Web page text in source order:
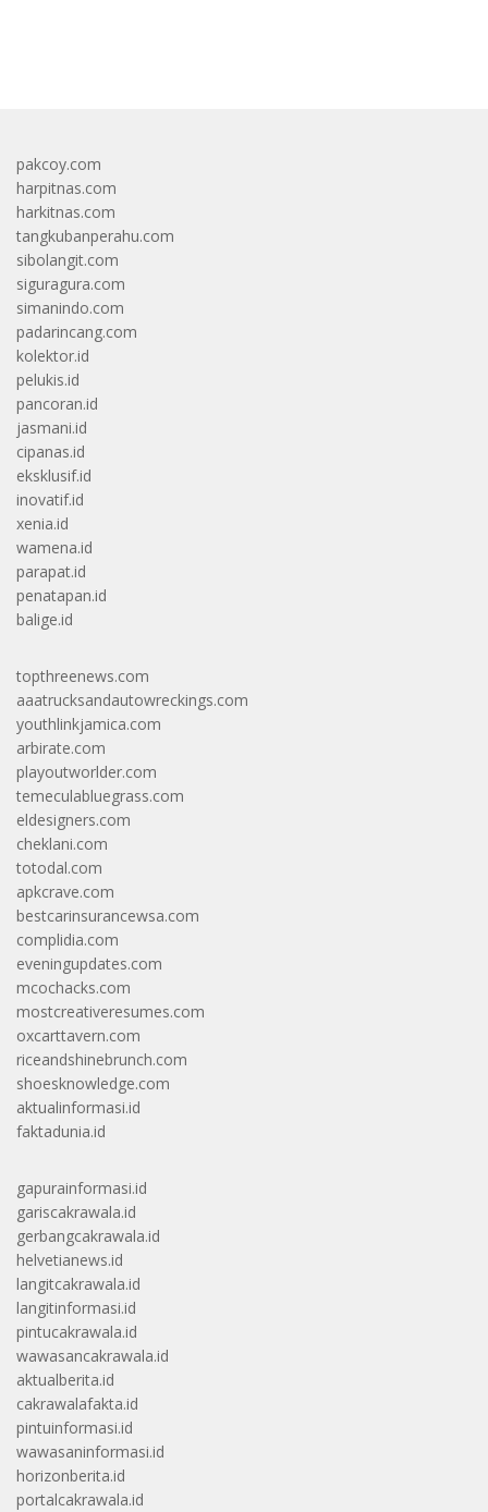
pakcoy.com
harpitnas.com
harkitnas.com
tangkubanperahu.com
sibolangit.com
siguragura.com
simanindo.com
padarincang.com
kolektor.id
pelukis.id
pancoran.id
jasmani.id
cipanas.id
eksklusif.id
inovatif.id
xenia.id
wamena.id
parapat.id
penatapan.id
balige.id
topthreenews.com
aaatrucksandautowreckings.com
youthlinkjamica.com
arbirate.com
playoutworlder.com
temeculabluegrass.com
eldesigners.com
cheklani.com
totodal.com
apkcrave.com
bestcarinsurancewsa.com
complidia.com
eveningupdates.com
mcochacks.com
mostcreativeresumes.com
oxcarttavern.com
riceandshinebrunch.com
shoesknowledge.com
aktualinformasi.id
faktadunia.id
gapurainformasi.id
gariscakrawala.id
gerbangcakrawala.id
helvetianews.id
langitcakrawala.id
langitinformasi.id
pintucakrawala.id
wawasancakrawala.id
aktualberita.id
cakrawalafakta.id
pintuinformasi.id
wawasaninformasi.id
horizonberita.id
portalcakrawala.id